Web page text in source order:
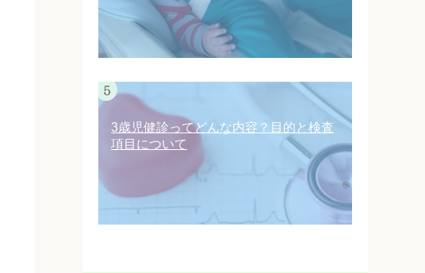
3歳児健診ってどんな内容？目的と検査
項目について